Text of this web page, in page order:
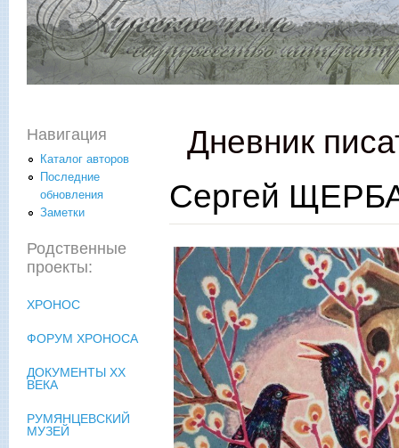
Дневник
Сергей
Навигация
Каталог авторов
Последние
обновления
Заметки
Родственные
проекты:
ХРОНОС
ФОРУМ ХРОНОСА
ДОКУМЕНТЫ XX
ВЕКА
РУМЯНЦЕВСКИЙ
МУЗЕЙ